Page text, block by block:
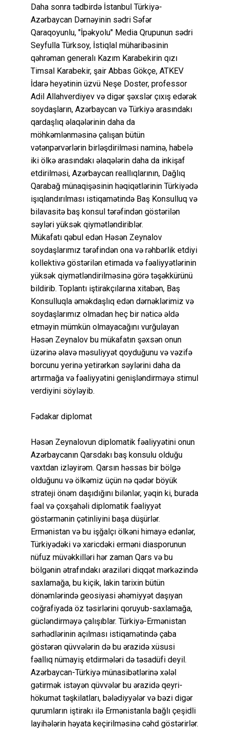
Daha sonra tədbirdə İstanbul Türkiyə-
Azərbaycan Dərnəyinin sədri Səfər
Qaraqoyunlu, "İpəkyolu" Media Qrupunun sədri
Seyfulla Türksoy, İstiqlal müharibəsinin
qəhrəman generalı Kazım Karabekirin qızı
Timsal Karabekir, şair Abbas Gökçe, ATKEV
İdarə heyətinin üzvü Neşe Doster, professor
Adil Allahverdiyev və digər şəxslər çıxış edərək
soydaşların, Azərbaycan və Türkiyə arasındakı
qardaşlıq əlaqələrinin daha da
möhkəmlənməsinə çalışan bütün
vətənpərvərlərin birləşdirilməsi naminə, habelə
iki ölkə arasındakı əlaqələrin daha da inkişaf
etdirilməsi, Azərbaycan reallıqlarının, Dağlıq
Qarabağ münaqişəsinin həqiqətlərinin Türkiyədə
işıqlandırılması istiqamətində Baş Konsulluq və
bilavasitə baş konsul tərəfindən göstərilən
səyləri yüksək qiymətləndiriblər.
Mükafatı qəbul edən Həsən Zeynalov
soydaşlarımız tərəfindən ona və rəhbərlik etdiyi
kollektivə göstərilən etimada və fəaliyyətlərinin
yüksək qiymətləndirilməsinə görə təşəkkürünü
bildirib. Toplantı iştirakçılarına xitabən, Baş
Konsulluqla əməkdaşlıq edən dərnəklərimiz və
soydaşlarımız olmadan heç bir nəticə əldə
etməyin mümkün olmayacağını vurğulayan
Həsən Zeynalov bu mükafatın şəxsən onun
üzərinə əlavə məsuliyyət qoyduğunu və vəzifə
borcunu yerinə yetirərkən səylərini daha da
artırmağa və fəaliyyətini genişləndirməyə stimul
verdiyini söyləyib.
Fədakar diplomat
Həsən Zeynalovun diplomatik fəaliyyətini onun
Azərbaycanın Qarsdakı baş konsulu olduğu
vaxtdan izləyirəm. Qarsın həssas bir bölgə
olduğunu və ölkəmiz üçün nə qədər böyük
strateji önəm daşıdığını bilənlər, yəqin ki, burada
fəal və çoxşahəli diplomatik fəaliyyət
göstərmənin çətinliyini başa düşürlər.
Ermənistan və bu işğalçı ölkəni himayə edənlər,
Türkiyədəki və xaricdəki erməni diasporunun
nüfuz müvəkkilləri hər zaman Qars və bu
bölgənin ətrafındakı əraziləri diqqət mərkəzində
saxlamağa, bu kiçik, lakin tarixin bütün
dönəmlərində geosiyasi əhəmiyyət daşıyan
coğrafiyada öz təsirlərini qoruyub-saxlamağa,
gücləndirməyə çalışıblar. Türkiyə-Ermənistan
sərhədlərinin açılması istiqamətində çaba
göstərən qüvvələrin də bu ərazidə xüsusi
fəallıq nümayiş etdirmələri də təsadüfi deyil.
Azərbaycan-Türkiyə münasibətlərinə xələl
gətirmək istəyən qüvvələr bu ərazidə qeyri-
hökumət təşkilatları, bələdiyyələr və bəzi digər
qurumların iştirakı ilə Ermənistanla bağlı çeşidli
layihələrin həyata keçirilməsinə cəhd göstərirlər.